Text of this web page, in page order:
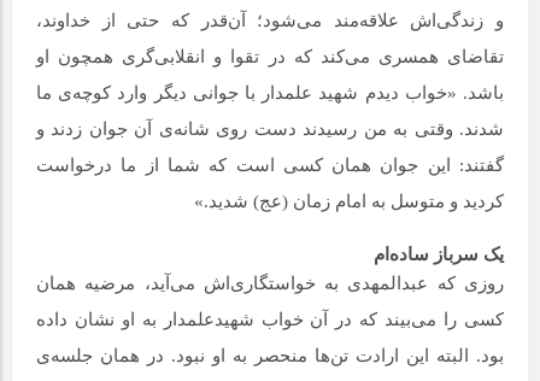
و زندگی‌اش علاقه‌مند می‌شود؛ آن‌قدر که حتی از خداوند،
تقاضای همسری می‌کند که در تقوا و انقلابی‌گری همچون او
باشد. «خواب دیدم شهید علمدار با جوانی دیگر وارد کوچه‌ی ما
شدند. وقتی به من رسیدند دست روی شانه‌ی آن جوان زدند و
گفتند: این جوان همان کسی است که شما از ما درخواست
کردید و متوسل به امام زمان (عج) شدید.»
یک سرباز ساده‌ام
روزی که عبدالمهدی به خواستگاری‌اش می‌آید، مرضیه همان
کسی را می‌بیند که در آن خواب شهیدعلمدار به او نشان داده
بود. البته این ارادت تن‌ها منحصر به او نبود. در همان جلسه‌ی